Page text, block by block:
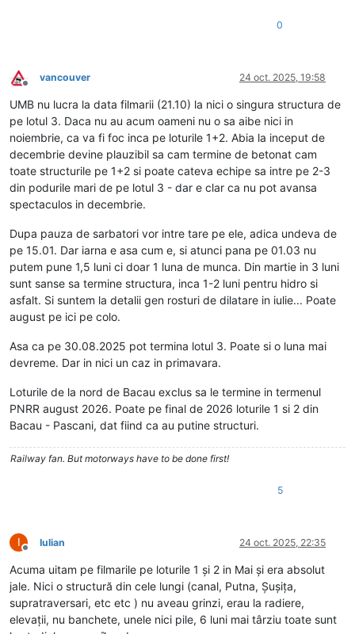
0
Deconectat
vancouver 24 oct. 2025, 19:58
UMB nu lucra la data filmarii (21.10) la nici o singura structura de
pe lotul 3. Daca nu au acum oameni nu o sa aibe nici in
noiembrie, ca va fi foc inca pe loturile 1+2. Abia la inceput de
decembrie devine plauzibil sa cam termine de betonat cam
toate structurile pe 1+2 si poate cateva echipe sa intre pe 2-3
din podurile mari de pe lotul 3 - dar e clar ca nu pot avansa
spectaculos in decembrie.
Dupa pauza de sarbatori vor intre tare pe ele, adica undeva de
pe 15.01. Dar iarna e asa cum e, si atunci pana pe 01.03 nu
putem pune 1,5 luni ci doar 1 luna de munca. Din martie in 3 luni
sunt sanse sa termine structura, inca 1-2 luni pentru hidro si
asfalt. Si suntem la detalii gen rosturi de dilatare in iulie... Poate
august pe ici pe colo.
Asa ca pe 30.08.2025 pot termina lotul 3. Poate si o luna mai
devreme. Dar in nici un caz in primavara.
Loturile de la nord de Bacau exclus sa le termine in termenul
PNRR august 2026. Poate pe final de 2026 loturile 1 si 2 din
Bacau - Pascani, dat fiind ca au putine structuri.
Railway fan. But motorways have to be done first!
5
I
Deconectat
Iulian 24 oct. 2025, 22:35
Acuma uitam pe filmarile pe loturile 1 și 2 in Mai și era absolut
jale. Nici o structură din cele lungi (canal, Putna, Șușița,
supratraversari, etc etc ) nu aveau grinzi, erau la radiere,
elevații, nu banchete, unele nici pile, 6 luni mai târziu toate sunt